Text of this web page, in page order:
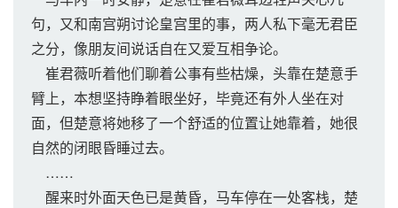
句，又和南宫朔讨论皇宫里的事，两人私下毫无君臣
之分，像朋友间说话自在又爱互相争论。
崔君薇听着他们聊着公事有些枯燥，头靠在楚意手
臂上，本想坚持睁着眼坐好，毕竟还有外人坐在对
面，但楚意将她移了一个舒适的位置让她靠着，她很
自然的闭眼昏睡过去。
……
醒来时外面天色已是黄昏，马车停在一处客栈，楚